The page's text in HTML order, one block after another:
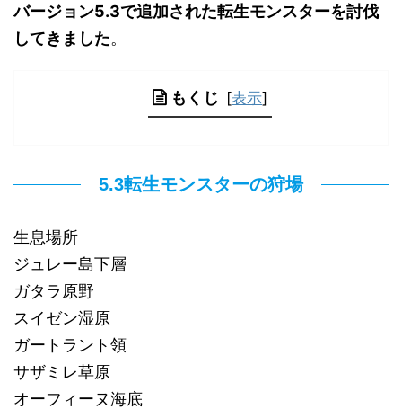
バージョン5.3で追加された転生モンスターを討伐
してきました。
もくじ [表示]
5.3転生モンスターの狩場
生息場所
ジュレー島下層
ガタラ原野
スイゼン湿原
ガートラント領
サザミレ草原
オーフィーヌ海底